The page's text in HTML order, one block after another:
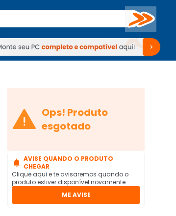
Buscar
Periféricos TV Venda no KaBuM!
TV Venda no KaBuM!
 Ops! Produto
esgotado
 AVISE QUANDO O PRODUTO
CHEGAR
Clique aqui e te avisaremos quando o
produto estiver disponível novamente
ME AVISE